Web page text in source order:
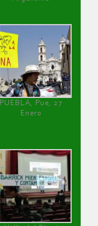
PUEBLA, Pue, 27
Enero